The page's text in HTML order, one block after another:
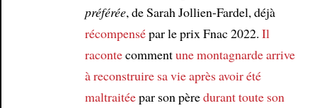
préférée, de Sarah Jollien-Fardel, déjà
récompensépar le prix Fnac 2022. Il
racontecommentune montagnardearrive
à reconstruire sa vieaprès avoir été
maltraitéepar son pèredurant toute son